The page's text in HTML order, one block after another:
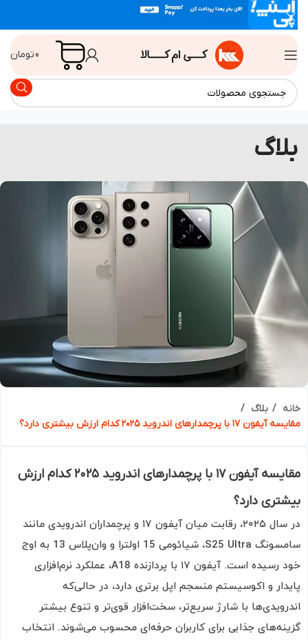
تومان
بلاگ
پرچمدارهای اندروید ۲۰۲۵ کدام ارزش بیشتری دارد؟
مقایسه آیفون ۱۷ با پرچمدارهای اندروید ۲۰۲۵ کدام ارزش
دارد؟
در سال ۲۰۲۵، رقابت میان آیفون ۱۷ و پرچمداران اندرویدی مانند
سامسونگ S25 Ultra، شیائومی 15 اولترا و وان‌پلاس 13 به اوج
خود رسیده است. آیفون ۱۷ با پردازنده A18، عملکرد نرم‌افزاری
و اکوسیستم منسجم اپل برتری دارد، در حالی‌که
با شارژ سریع‌تر، سخت‌افزار قوی‌تر و تنوع بیشتر
جذابی برای کاربران حرفه‌ای محسوب می‌شوند. انتخاب